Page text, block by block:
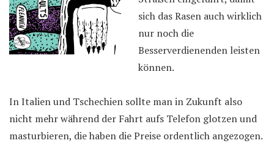
sich das Rasen auch wirklich
nur noch die
Besserverdienenden leisten
können.
In Italien und Tschechien sollte man in Zukunft also
nicht mehr während der Fahrt aufs Telefon glotzen und
masturbieren, die haben die Preise ordentlich angezogen.